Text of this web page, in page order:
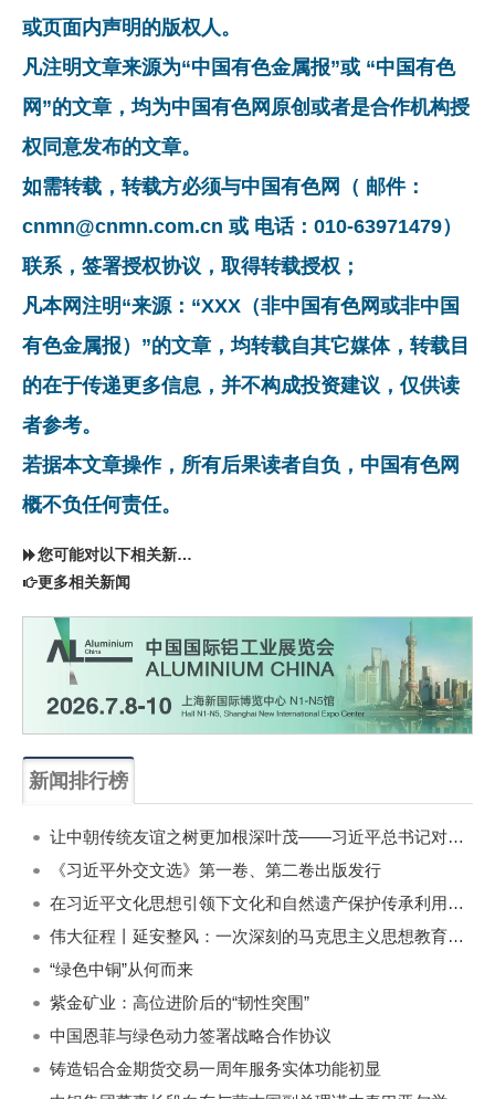
或页面内声明的版权人。
凡注明文章来源为“中国有色金属报”或 “中国有色
网”的文章，均为中国有色网原创或者是合作机构授
权同意发布的文章。
如需转载，转载方必须与中国有色网（ 邮件：
cnmn@cnmn.com.cn 或 电话：010-63971479）
联系，签署授权协议，取得转载授权；
凡本网注明“来源：“XXX（非中国有色网或非中国
有色金属报）”的文章，均转载自其它媒体，转载目
的在于传递更多信息，并不构成投资建议，仅供读
者参考。
若据本文章操作，所有后果读者自负，中国有色网
概不负任何责任。
您可能对以下相关新闻同样感兴趣
更多相关新闻
新闻排行榜
让中朝传统友谊之树更加根深叶茂——习近平总书记对朝鲜进行国事访问纪实
《习近平外交文选》第一卷、第二卷出版发行
在习近平文化思想引领下文化和自然遗产保护传承利用工作开创新局面
伟大征程丨延安整风：一次深刻的马克思主义思想教育运动
“绿色中铜”从何而来
紫金矿业：高位进阶后的“韧性突围”
中国恩菲与绿色动力签署战略合作协议
铸造铝合金期货交易一周年服务实体功能初显